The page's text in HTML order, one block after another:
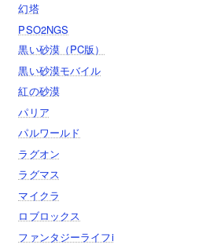
幻塔
PSO2NGS
黒い砂漠（PC版）
黒い砂漠モバイル
紅の砂漠
パリア
パルワールド
ラグオン
ラグマス
マイクラ
ロブロックス
ファンタジーライフi